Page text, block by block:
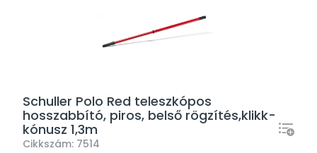
Schuller Polo Red teleszkópos
hosszabbító, piros, belső rögzítés,klikk-
kónusz 1,3m
Cikkszám: 7514